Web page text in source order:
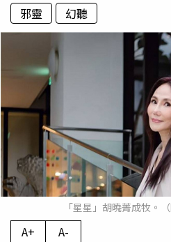
邪靈
幻聽
「星星」胡曉菁成牧。
A+ A-